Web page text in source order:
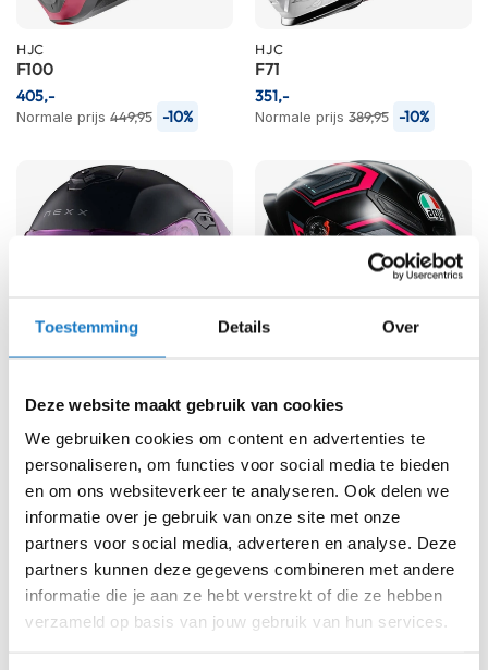
Toestemming Details Over
Deze website maakt gebruik van cookies
We gebruiken cookies om content en advertenties te
personaliseren, om functies voor social media te bieden
en om ons websiteverkeer te analyseren. Ook delen we
informatie over je gebruik van onze site met onze
partners voor social media, adverteren en analyse. Deze
partners kunnen deze gegevens combineren met andere
informatie die je aan ze hebt verstrekt of die ze hebben
verzameld op basis van jouw gebruik van hun services.
n
d
e
r
o
r
e
o
e
m
e
HJC
F100
Normale prijs 449,95 -10%
405,-
HJC
F71
Normale prijs 389,95 -10%
351,-
NEXX
Y.100R
255,-
AGV
K1 S
-10%
215,-